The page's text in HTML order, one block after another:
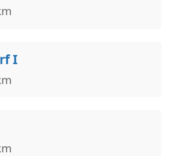
I